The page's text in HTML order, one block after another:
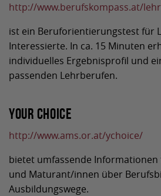
http://www.berufskompass.at/
ist ein Beruforientierungstest für
Interessierte. In ca. 15 Minuten
individuelles Ergebnisprofil und
passenden Lehrberufen.
Your Choice
http://www.ams.or.at/ychoice/
bietet umfassende
und Maturant/innen über
Ausbildungswege.